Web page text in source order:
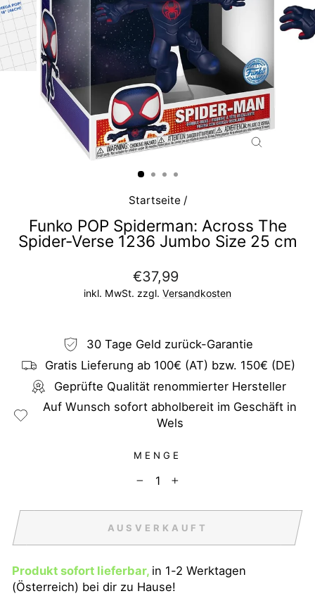
Startseite /
Funko POP Spiderman: Across The
Spider-Verse 1236 Jumbo Size 25 cm
Normaler
Preis
€37,99
inkl. MwSt. zzgl. Versandkosten
30 Tage Geld zurück-Garantie
Gratis Lieferung ab 100€ (AT) bzw. 150€ (DE)
Geprüfte Qualität renommierter Hersteller
Auf Wunsch sofort abholbereit im Geschäft in
Wels
MENGE
AUSVERKAUFT
Produkt sofort lieferbar, in 1-2 Werktagen
(Österreich) bei dir zu Hause!